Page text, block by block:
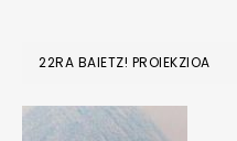
22RA BAIETZ! PROIEKZIOA